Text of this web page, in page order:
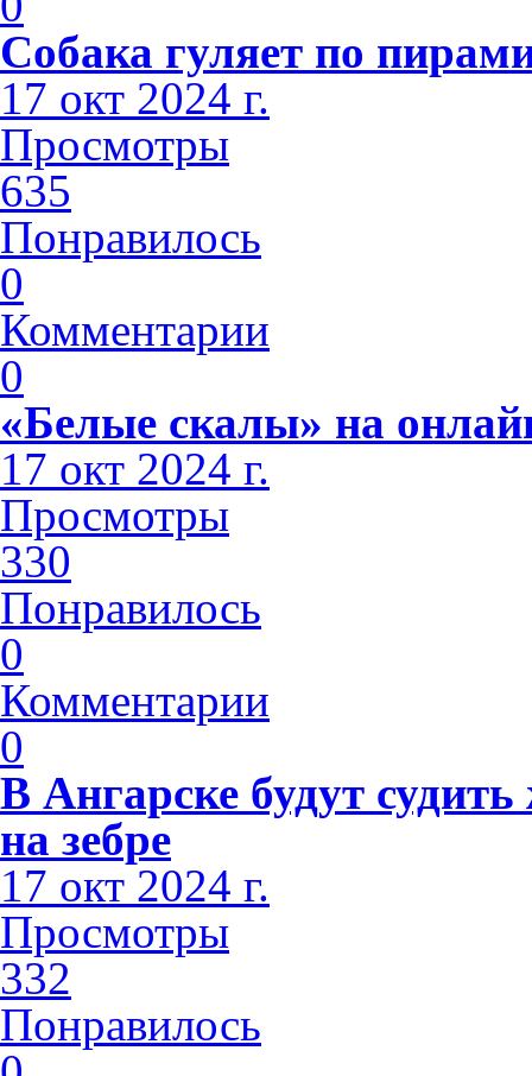
Собака гуляет по
17 окт 2024 г.
Просмотры
635
Понравилось
0
Комментарии
0
«Белые скалы» на
17 окт 2024 г.
Просмотры
330
Понравилось
0
Комментарии
0
В Ангарске будут
на зебре
17 окт 2024 г.
Просмотры
332
Понравилось